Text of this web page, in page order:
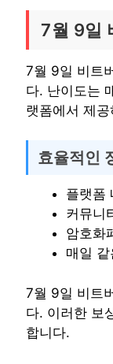
7월 9일
7월 9일 비트
다. 난이도는
랫폼에서 제
효율적인
플랫폼
커뮤니
암호화
매일
7월 9일 비트
다. 이러한 보
합니다.